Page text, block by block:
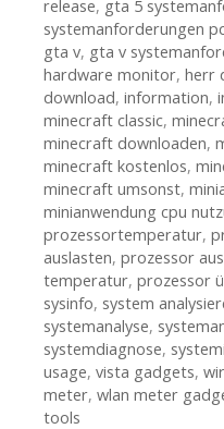
release, gta 5
systemanforderungen
gta v, gta v
hardware monitor, herr
download, information,
minecraft classic,
minecraft downloaden,
minecraft kostenlos,
minecraft umsonst,
minianwendung cpu
prozessortemperatur,
auslasten, prozessor
temperatur, prozessor
sysinfo, system
systemanalyse,
systemdiagnose,
usage, vista gadgets,
meter, wlan meter
tools